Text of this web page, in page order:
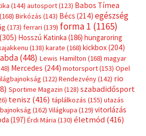
(144) autosport(123) Babos Tímea
(168) Birkózás (143) Bécs (214) egészség
(173) ferrari (139) forma 1 (1165)
(305) Hosszú Katinka (186) hungaroring
(138) karate (168) kickbox(204)
(448) Lewis Hamilton (168) magyar
Mercedes (244) motorsport(153) Opel
(122) Rendezvény(142) rio
Sportime Magazin (128) szabadidősport
tenisz (416) táplálkozás (155) utazás
(162) Világkupa (129) vitorlázás
(197) Érdi Mária (130) életmód(416)